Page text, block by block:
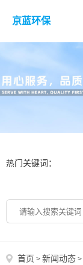
京蓝环保
热门关键词：
首页 > 新闻动态 >